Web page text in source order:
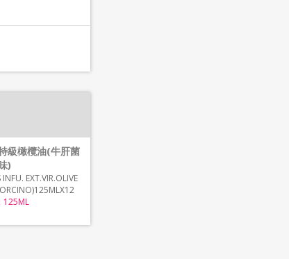
級橄欖油(牛肝菌
)
INFU. EXT.VIR.OLIVE
125ML